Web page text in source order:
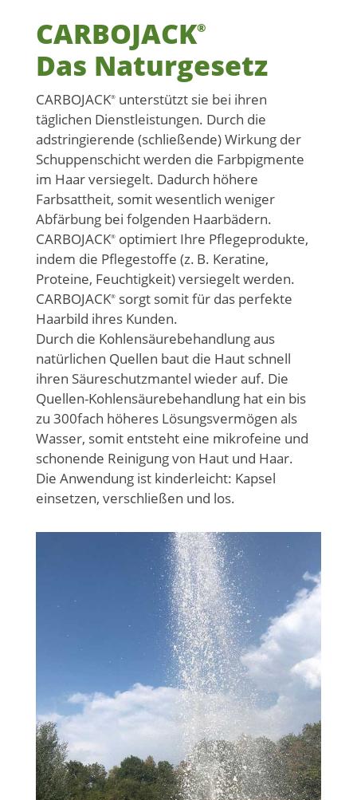
CARBOJACK®
Das Naturgesetz
CARBOJACK®unterstützt sie bei ihren
täglichen Dienstleistungen. Durch die
adstringierende (schließende) Wirkung der
Schuppenschicht werden die Farbpigmente
im Haar versiegelt. Dadurch höhere
Farbsattheit, somit wesentlich weniger
Abfärbung bei folgenden Haarbädern.
CARBOJACK®optimiert Ihre Pflegeprodukte,
indem die Pflegestoffe (z. B. Keratine,
Proteine, Feuchtigkeit) versiegelt werden.
CARBOJACK®sorgt somit für das perfekte
Haarbild ihres Kunden.
Durch die Kohlensäurebehandlung aus
natürlichen Quellen baut die Haut schnell
ihren Säureschutzmantel wieder auf. Die
Quellen-Kohlensäurebehandlung hat ein bis
zu 300fach höheres Lösungsvermögen als
Wasser, somit entsteht eine mikrofeine und
schonende Reinigung von Haut und Haar.
Die Anwendung ist kinderleicht: Kapsel
einsetzen, verschließen und los.